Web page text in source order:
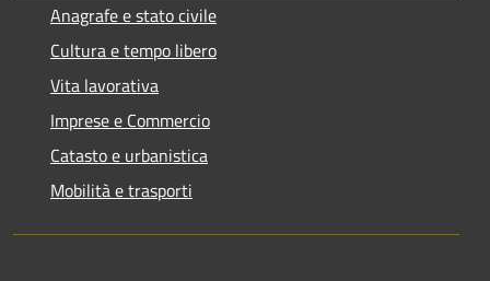
Anagrafe e stato civile
Cultura e tempo libero
Vita lavorativa
Imprese e Commercio
Catasto e urbanistica
Mobilità e trasporti